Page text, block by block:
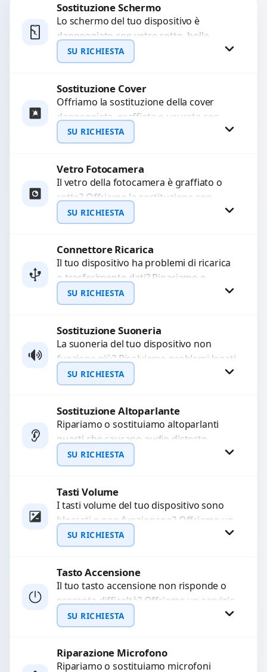
Sostituzione Schermo
Lo schermo del tuo dispositivo è
danneggiato con vetro rotto, bolle,
macchie, schermo nero o pixel morti?
Sostituiamo schermi completi...
SU RICHIESTA
Richiedi Preventivo
WhatsApp
Sostituzione Cover
Offriamo la sostituzione della cover
danneggiata, graffiata o usurata con
ricambi di alta qualità e garantiti.
Ripristiniamo l’aspetto estetico e...
SU RICHIESTA
Richiedi Preventivo
WhatsApp
Vetro Fotocamera
Il vetro della fotocamera è graffiato o
rotto? Offriamo la sostituzione con
ricambi di alta qualità garantiti per 3
mesi....
SU RICHIESTA
Richiedi Preventivo
WhatsApp
Connettore Ricarica
Il tuo dispositivo ha problemi di ricarica
o trasferimento dati? Ripariamo o
sostituiamo connettori di ricarica guasti,
rotti, allentati, danneggiati,...
SU RICHIESTA
Richiedi Preventivo
WhatsApp
Sostituzione Suoneria
La suoneria del tuo dispositivo non
funziona più? Risolviamo problemi legati
a moduli audio difettosi con interventi
precisi e componenti...
SU RICHIESTA
Richiedi Preventivo
WhatsApp
Sostituzione Altoparlante
Ripariamo o sostituiamo altoparlanti
guasti che causano audio distorto,
basso o assente. Utilizziamo ricambi di
alta qualità garantiti per 3...
SU RICHIESTA
Richiedi Preventivo
WhatsApp
Tasti Volume
I tasti volume del tuo dispositivo sono
bloccati o non funzionano? Offriamo un
servizio di riparazione o sostituzione
con ricambi...
SU RICHIESTA
Richiedi Preventivo
WhatsApp
Tasto Accensione
Il tuo tasto accensione non risponde o
presenta difficoltà? Offriamo un servizio
professionale di riparazione o
sostituzione utilizzando componenti di...
SU RICHIESTA
Richiedi Preventivo
Riparazione Microfono
Ripariamo o sostituiamo microfoni